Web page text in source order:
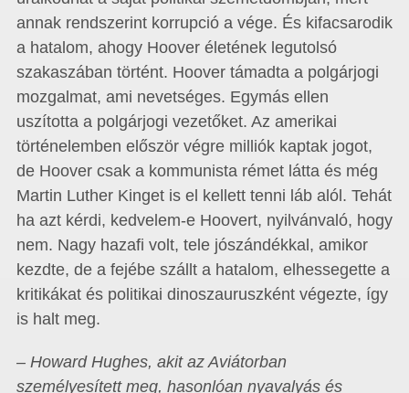
annak rendszerint korrupció a vége. És kifacsarodik
a hatalom, ahogy Hoover életének legutolsó
szakaszában történt. Hoover támadta a polgárjogi
mozgalmat, ami nevetséges. Egymás ellen
uszította a polgárjogi vezetőket. Az amerikai
történelemben először végre milliók kaptak jogot,
de Hoover csak a kommunista rémet látta és még
Martin Luther Kinget is el kellett tenni láb alól. Tehát
ha azt kérdi, kedvelem-e Hoovert, nyilvánvaló, hogy
nem. Nagy hazafi volt, tele jószándékkal, amikor
kezdte, de a fejébe szállt a hatalom, elhessegette a
kritikákat és politikai dinoszauruszként végezte, így
is halt meg.
– Howard Hughes, akit az Aviátorban
személyesített meg, hasonlóan nyavalyás és